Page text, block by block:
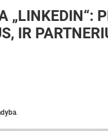
„LINKEDIN“:
IR
.